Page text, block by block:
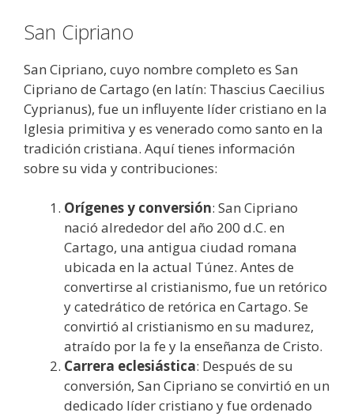
San Cipriano
San Cipriano, cuyo nombre completo es San
Cipriano de Cartago (en latín: Thascius Caecilius
Cyprianus), fue un influyente líder cristiano en la
Iglesia primitiva y es venerado como santo en la
tradición cristiana. Aquí tienes información
sobre su vida y contribuciones:
Orígenes y conversión: San Cipriano
nació alrededor del año 200 d.C. en
Cartago, una antigua ciudad romana
ubicada en la actual Túnez. Antes de
convertirse al cristianismo, fue un retórico
y catedrático de retórica en Cartago. Se
convirtió al cristianismo en su madurez,
atraído por la fe y la enseñanza de Cristo.
Carrera eclesiástica: Después de su
conversión, San Cipriano se convirtió en un
dedicado líder cristiano y fue ordenado